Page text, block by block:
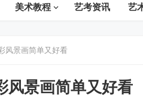
美术教程 艺考资讯 艺
风景画简单又好看
风景画简单又好看